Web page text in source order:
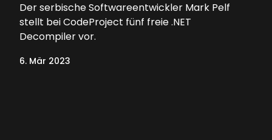
Der serbische Softwareentwickler Mark Pelf
stellt bei CodeProject fünf freie .NET
Decompiler vor.
6. Mär 2023